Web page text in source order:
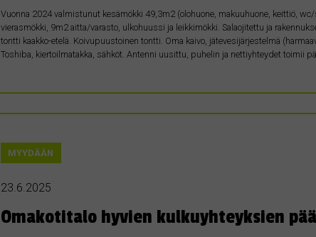
Vuonna 2024 valmistunut kesämökki 49,3m2 (olohuone, makuuhuone, keittiö,
vierasmökki, 9m2 aitta/varasto, ulkohuussi ja leikkimökki. Salaojitettu ja
tontti kaakko-etelä. Koivupuustoinen tontti. Oma kaivo, jätevesijärjestelmä
Toshiba, kiertoilmatakka, sähköt. Antenni uusittu, puhelin ja nettiyhteydet toimii
MYYDÄÄN
23.6.2025
Omakotitalo hyvien kulkuyhteyksien